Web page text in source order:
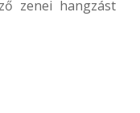
zenei hangzást